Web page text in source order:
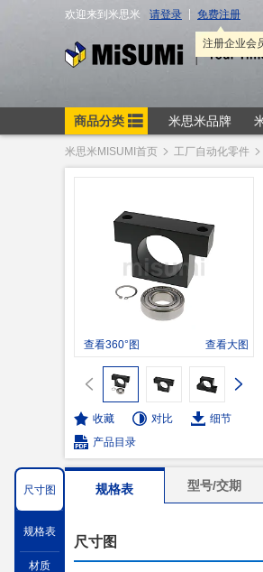
米思米MISUMI首页 工厂自动化零件
查看360°图 查看大图
收藏 对比
细节
产品目录
规格表 型号/交期
尺寸图
尺寸图
规格表
材质